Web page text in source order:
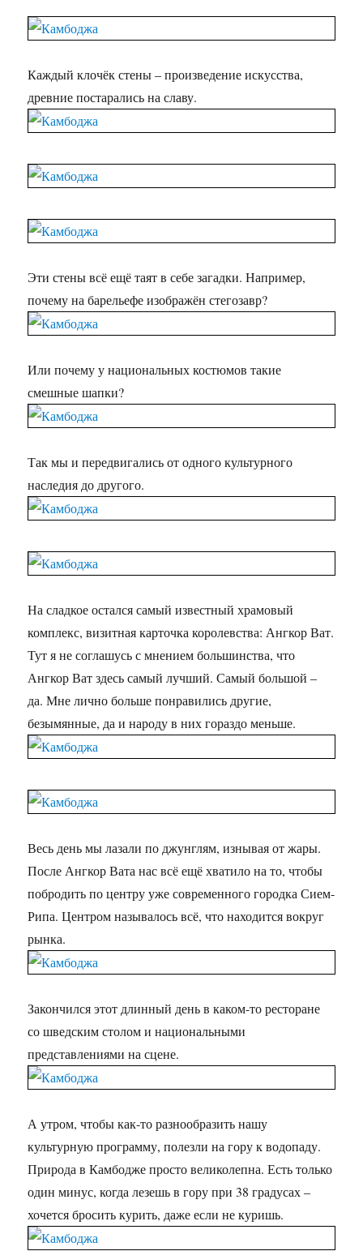
Каждый клочёк стены – произведение искусства,
древние постарались на славу.
Эти стены всё ещё таят в себе загадки. Например,
почему на барельефе изображён стегозавр?
Или почему у национальных костюмов такие
смешные шапки?
Так мы и передвигались от одного культурного
наследия до другого.
На сладкое остался самый известный храмовый
комплекс, визитная карточка королевства: Ангкор Ват.
Тут я не соглашусь с мнением большинства, что
Ангкор Ват здесь самый лучший. Самый большой –
да. Мне лично больше понравились другие,
безымянные, да и народу в них гораздо меньше.
Весь день мы лазали по джунглям, изнывая от жары.
После Ангкор Вата нас всё ещё хватило на то, чтобы
побродить по центру уже современного городка Сием-
Рипа. Центром называлось всё, что находится вокруг
рынка.
Закончился этот длинный день в каком-то ресторане
со шведским столом и национальными
представлениями на сцене.
А утром, чтобы как-то разнообразить нашу
культурную программу, полезли на гору к водопаду.
Природа в Камбодже просто великолепна. Есть только
один минус, когда лезешь в гору при 38 градусах –
хочется бросить курить, даже если не куришь.